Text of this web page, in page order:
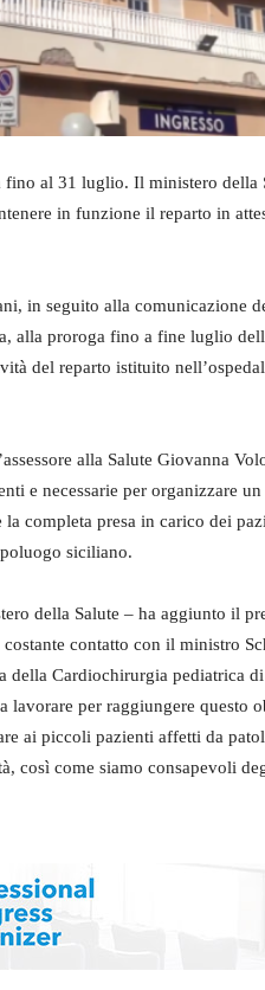
al 31 luglio. Il ministero della
in funzione il reparto in
in seguito alla comunicazione
alla proroga fino a fine luglio
del reparto istituito
alla Salute Giovanna
e necessarie per organizzare
completa presa in carico dei
siciliano.
della Salute – ha aggiunto il
contatto con il ministro
della Cardiochirurgia pediatrica
per raggiungere questo
ai piccoli pazienti affetti da
così come siamo consapevoli